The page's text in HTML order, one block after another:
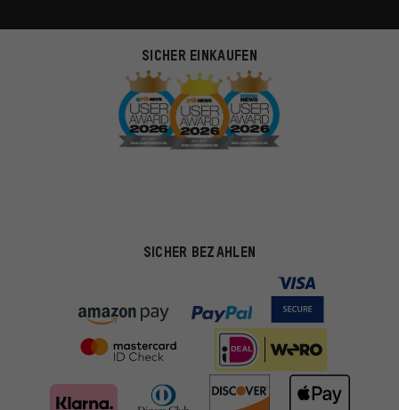
SICHER EINKAUFEN
SICHER BEZAHLEN